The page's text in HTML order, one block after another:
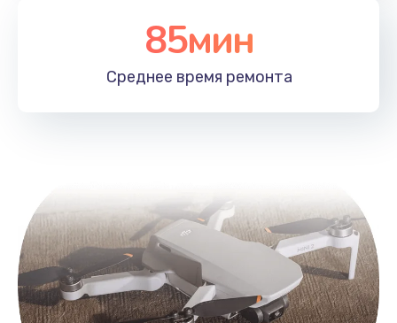
85мин
Среднее время ремонта